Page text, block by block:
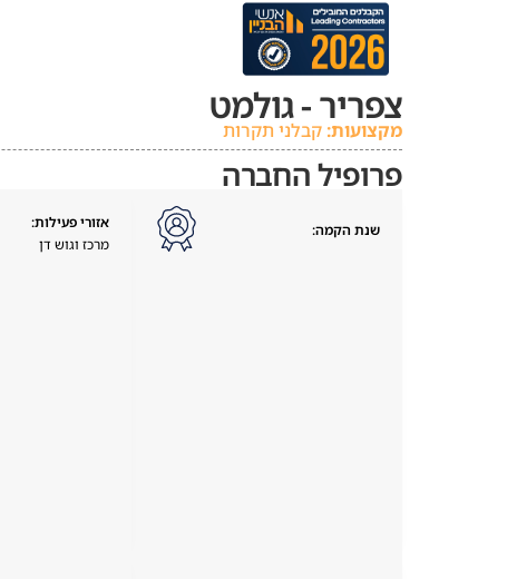
צפריר - גולמט
מקצועות:קבלני תקרות
פרופיל החברה
שנת הקמה:
אזורי פעילות:
מרכז וגוש דן